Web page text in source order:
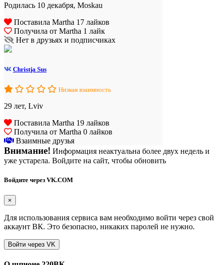
Родилась 10 декабря, Moskau
Поставила Martha 17 лайков
Получила от Martha 1 лайк
Нет в друзьях и подписчиках
Christja Sus
Низкая взаимность
29 лет, Lviv
Поставила Martha 19 лайков
Получила от Martha 0 лайков
Взаимные друзья
Внимание! Информация неактуальна более двух недель и
уже устарела. Войдите на сайт, чтобы обновить
Войдите через VK.COM
×
Для использования сервиса вам необходимо войти через свой
аккаунт ВК. Это безопасно, никаких паролей не нужно.